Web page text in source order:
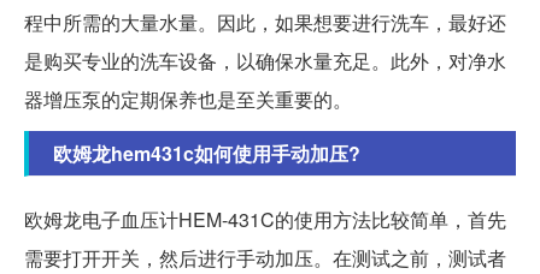
程中所需的大量水量。因此，如果想要进行洗车，最好还
是购买专业的洗车设备，以确保水量充足。此外，对净水
器增压泵的定期保养也是至关重要的。
欧姆龙hem431c如何使用手动加压?
欧姆龙电子血压计HEM-431C的使用方法比较简单，首先
需要打开开关，然后进行手动加压。在测试之前，测试者